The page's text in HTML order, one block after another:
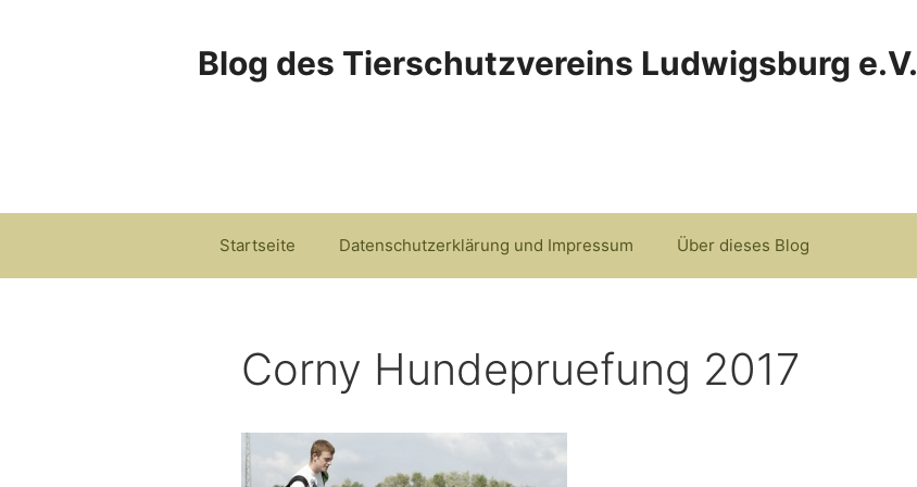
Blog des Tierschutzvereins Ludwigsburg e.V.
Startseite Datenschutzerklärung und Impressum Über dieses Blog
Corny Hundepruefung 2017